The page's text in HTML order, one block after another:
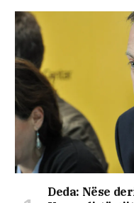
Deda: Nëse